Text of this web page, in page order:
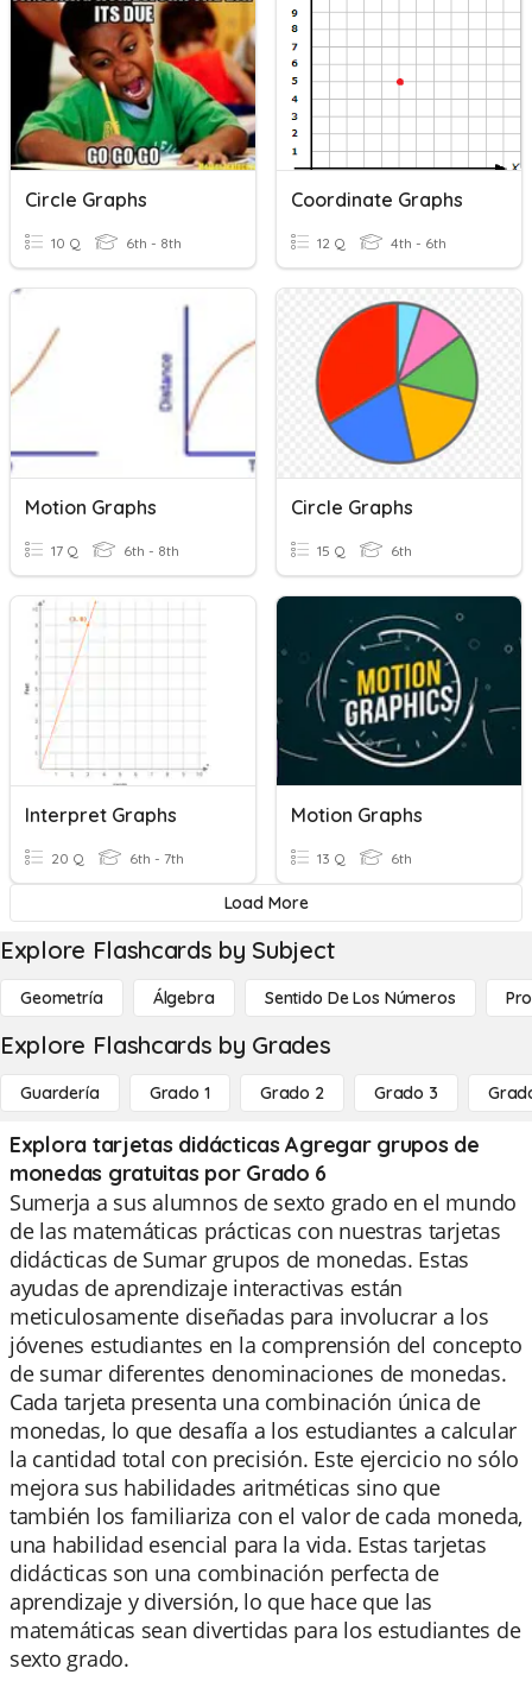
Circle Graphs
10 Q 6th - 8th
Coordinate Graphs
12 Q 4th - 6th
Motion Graphs
17 Q 6th - 8th
Circle Graphs
15 Q 6th
Interpret Graphs
20 Q 6th - 7th
Motion Graphs
13 Q 6th
Load More
Explore Flashcards by Subject
Geometría Álgebra Sentido De Los Números
Explore Flashcards by Grades
Guardería Grado 1 Grado 2 Grado 3
Explora tarjetas didácticas Agregar grupos de
monedas gratuitas por Grado 6
Sumerja a sus alumnos de sexto grado en el mundo
de las matemáticas prácticas con nuestras tarjetas
didácticas de Sumar grupos de monedas. Estas
ayudas de aprendizaje interactivas están
meticulosamente diseñadas para involucrar a los
jóvenes estudiantes en la comprensión del concepto
de sumar diferentes denominaciones de monedas.
Cada tarjeta presenta una combinación única de
monedas, lo que desafía a los estudiantes a calcular
la cantidad total con precisión. Este ejercicio no sólo
mejora sus habilidades aritméticas sino que
también los familiariza con el valor de cada moneda,
una habilidad esencial para la vida. Estas tarjetas
didácticas son una combinación perfecta de
aprendizaje y diversión, lo que hace que las
matemáticas sean divertidas para los estudiantes de
sexto grado.